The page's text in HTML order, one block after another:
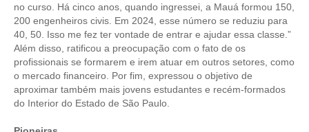
no curso. Há cinco anos, quando ingressei, a Mauá formou 150,
200 engenheiros civis. Em 2024, esse número se reduziu para
40, 50. Isso me fez ter vontade de entrar e ajudar essa classe.”
Além disso, ratificou a preocupação com o fato de os
profissionais se formarem e irem atuar em outros setores, como
o mercado financeiro. Por fim, expressou o objetivo de
aproximar também mais jovens estudantes e recém-formados
do Interior do Estado de São Paulo.